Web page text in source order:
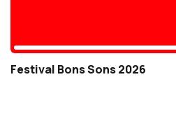
Festival Bons Sons 2026